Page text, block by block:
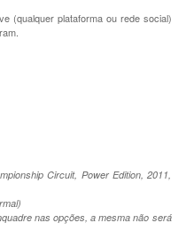
(qualquer plataforma ou rede social)
Circuit, Power Edition, 2011,
nas opções, a mesma não será